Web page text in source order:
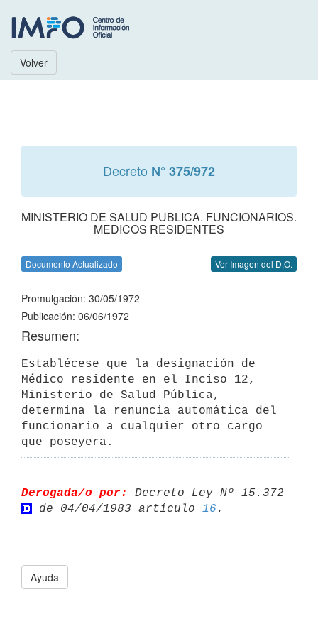
Volver
Decreto N° 375/972
MINISTERIO DE SALUD PUBLICA. FUNCIONARIOS.
MEDICOS RESIDENTES
Documento Actualizado Ver Imagen del D.O.
Promulgación: 30/05/1972
Publicación: 06/06/1972
Resumen:
Establécese que la designación de
Médico residente en el Inciso 12,
Ministerio de Salud Pública,
determina la renuncia automática del
funcionario a cualquier otro cargo
que poseyera.
Derogada/o por:
de 04/04/1983 artículo 16
Ayuda